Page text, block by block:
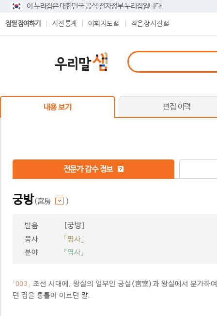
이 누리집은 대한민국 공식 전자정부 누리집입니다.
집필 참여하기 사전 통계 어휘 지도 작은 창 사전
내용 보기 편집 이력
전문가 감수 정보
궁방(宮房 )
발음 [궁방]
품사
「명사」
분야
『역사』
「003」 조선 시대에, 왕실의 일부인 궁실(宮室)과 왕실에서 분가하
던 집을 통틀어 이르던 말.